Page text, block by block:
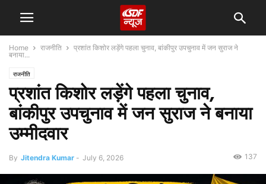
Home राजनीति
प्रशांत किशोर लड़ेंगे पहला चुनाव, बांकीपुर उपचुनाव में जन सुराज ने
बनाया...
राजनीति
प्रशांत किशोर लड़ेंगे पहला चुनाव,
बांकीपुर उपचुनाव में जन सुराज ने बनाया
उम्मीदवार
By Jitendra Kumar - July 6, 2026 137